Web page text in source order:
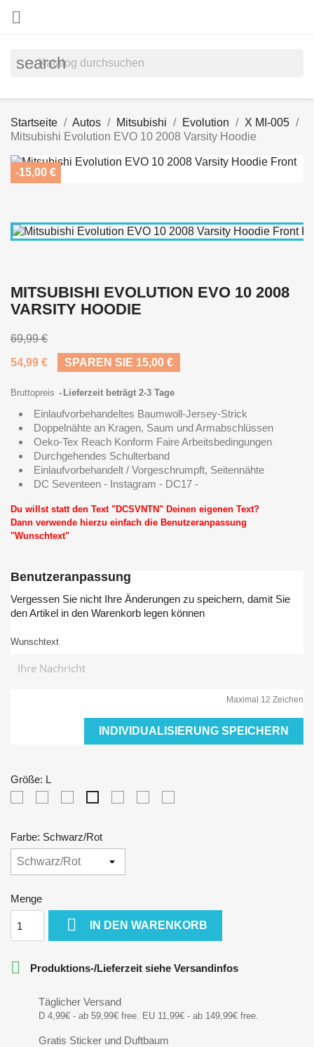

search
Startseite Autos Mitsubishi Evolution
X MI-005
Mitsubishi Evolution EVO 10 2008 Varsity Hoodie
-15,00 €
MITSUBISHI EVOLUTION EVO 10 2008
VARSITY HOODIE
69,99 €
54,99 €
SPAREN SIE 15,00 €
Bruttopreis Lieferzeit beträgt 2-3 Tage
Einlaufvorbehandeltes Baumwoll-Jersey-Strick
Doppelnähte an Kragen, Saum und Armabschlüssen
Oeko-Tex Reach Konform Faire Arbeitsbedingungen
Durchgehendes Schulterband
Einlaufvorbehandelt / Vorgeschrumpft, Seitennähte
DC Seventeen - Instagram - DC17 -
Du willst statt den Text "DCSVNTN" Deinen eigenen Text?
Dann verwende hierzu einfach die Benutzeranpassung
"Wunschtext"
Benutzeranpassung
Vergessen Sie nicht Ihre Änderungen zu speichern, damit Sie
den Artikel in den Warenkorb legen können
Wunschtext
Maximal 12 Zeichen
INDIVIDUALISIERUNG SPEICHERN
Größe: L
Farbe: Schwarz/Rot
Menge
 IN DEN WARENKORB
 Produktions-/Lieferzeit siehe Versandinfos
Täglicher Versand
D 4,99€ - ab 59,99€ free. EU 11,99€ - ab 149,99€ free.
Gratis Sticker und Duftbaum